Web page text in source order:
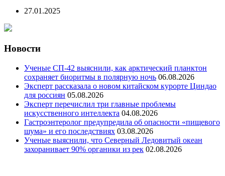
27.01.2025
Новости
Ученые СП-42 выяснили, как арктический планктон
сохраняет биоритмы в полярную ночь 06.08.2026
Эксперт рассказала о новом китайском курорте Циндао
для россиян 05.08.2026
Эксперт перечислил три главные проблемы
искусственного интеллекта 04.08.2026
Гастроэнтеролог предупредила об опасности «пищевого
шума» и его последствиях 03.08.2026
Ученые выяснили, что Северный Ледовитый океан
захоранивает 90% органики из рек 02.08.2026